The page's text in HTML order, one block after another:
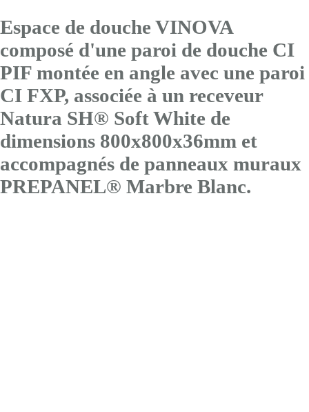
Espace de douche VINOVA
composé d'une paroi de douche CI
PIF montée en angle avec une paroi
CI FXP, associée à un receveur
Natura SH® Soft White de
dimensions 800x800x36mm et
accompagnés de panneaux muraux
PREPANEL® Marbre Blanc.